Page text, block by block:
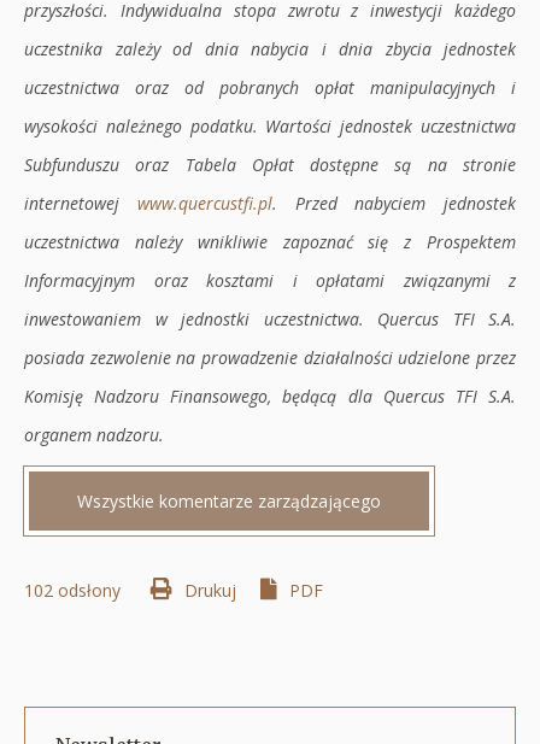
przyszłości. Indywidualna stopa zwrotu z inwestycji każdego
uczestnika zależy od dnia nabycia i dnia zbycia jednostek
uczestnictwa oraz od pobranych opłat manipulacyjnych i
wysokości należnego podatku. Wartości jednostek uczestnictwa
Subfunduszu oraz Tabela Opłat dostępne są na stronie
internetowej www.quercustfi.pl. Przed nabyciem jednostek
uczestnictwa należy wnikliwie zapoznać się z Prospektem
Informacyjnym oraz kosztami i opłatami związanymi z
inwestowaniem w jednostki uczestnictwa. Quercus TFI S.A.
posiada zezwolenie na prowadzenie działalności udzielone przez
Komisję Nadzoru Finansowego, będącą dla Quercus TFI S.A.
organem nadzoru.
Drukuj Otworzy
nowej
PDF
102 odsłony
Wszystkie komentarze zarządzającego